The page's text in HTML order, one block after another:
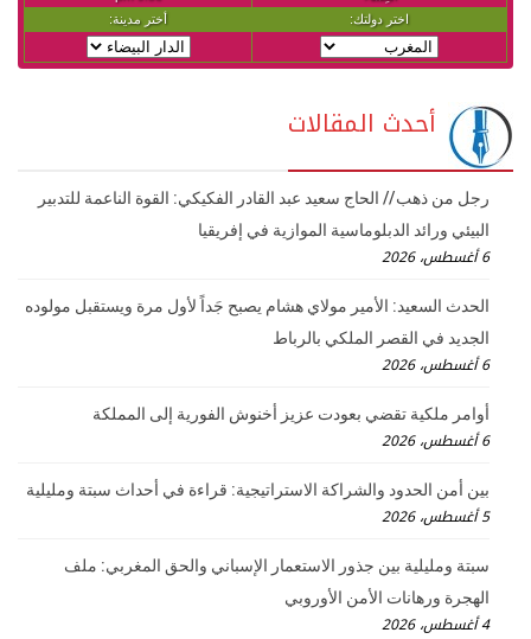
أحدث المقالات
رجل من ذهب // الحاج سعيد عبد القادر الفكيكي: القوة الناعمة للتدبير
البيئي ورائد الدبلوماسية الموازية في إفريقيا
6 أغسطس، 2026
الحدث السعيد: الأمير مولاي هشام يصبح جَداً لأول مرة ويستقبل مولوده
الجديد في القصر الملكي بالرباط
6 أغسطس، 2026
أوامر ملكية تقضي بعودت عزيز أخنوش الفورية إلى المملكة
6 أغسطس، 2026
بين أمن الحدود والشراكة الاستراتيجية: قراءة في أحداث سبتة ومليلية
5 أغسطس، 2026
سبتة ومليلية بين جذور الاستعمار الإسباني والحق المغربي: ملف
الهجرة ورهانات الأمن الأوروبي
4 أغسطس، 2026